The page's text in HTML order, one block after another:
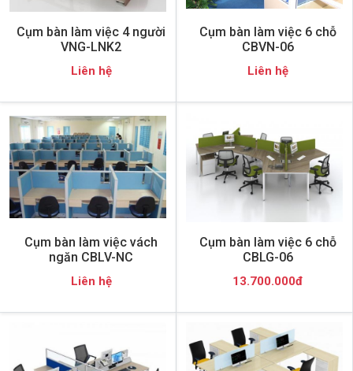
Cụm bàn làm việc 4 người
VNG-LNK2
Liên hệ
Cụm bàn làm việc 6 chỗ
CBVN-06
Liên hệ
Cụm bàn làm việc vách
ngăn CBLV-NC
Liên hệ
Cụm bàn làm việc 6 chỗ
CBLG-06
13.700.000đ